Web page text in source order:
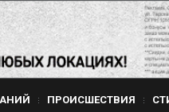
ПРОИСШЕСТВИЯ